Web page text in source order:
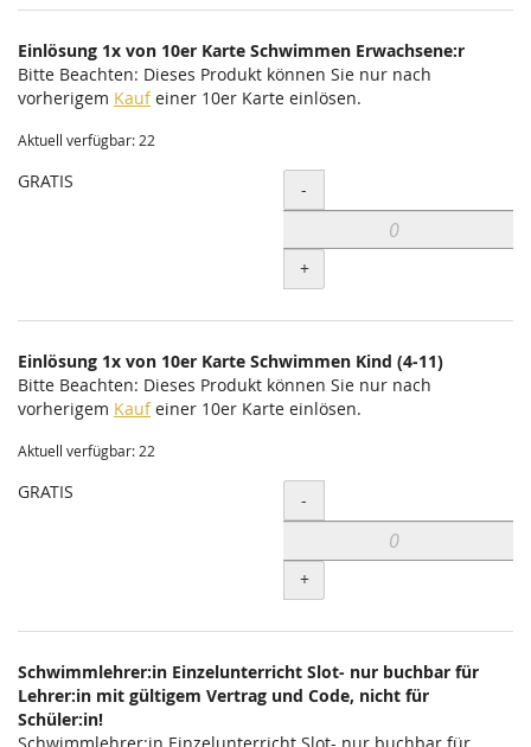
Einlösung 1x von 10er Karte Schwimmen Erwachsene:r
Bitte Beachten: Dieses Produkt können Sie nur nach
vorherigem Kaufeiner 10er Karte einlösen.
Aktuell verfügbar: 22
GRATIS Menge
-
+
Einlösung 1x von 10er Karte Schwimmen Kind (4-11)
Bitte Beachten: Dieses Produkt können Sie nur nach
vorherigem Kaufeiner 10er Karte einlösen.
Aktuell verfügbar: 22
GRATIS Menge
-
+
Schwimmlehrer:in Einzelunterricht Slot- nur buchbar für
Lehrer:in mit gültigem Vertrag und Code, nicht für
Schüler:in!